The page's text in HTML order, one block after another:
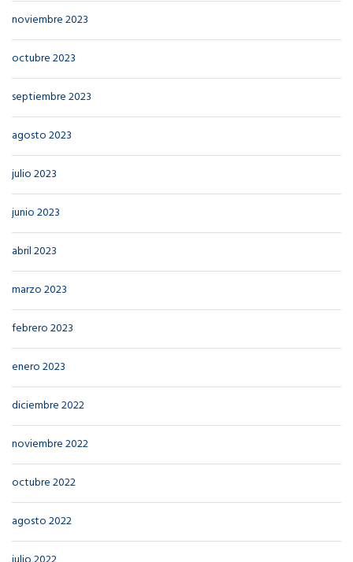
noviembre 2023
octubre 2023
septiembre 2023
agosto 2023
julio 2023
junio 2023
abril 2023
marzo 2023
febrero 2023
enero 2023
diciembre 2022
noviembre 2022
octubre 2022
agosto 2022